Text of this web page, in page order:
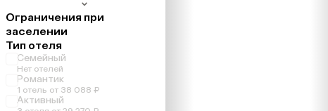
Ограничения при
заселении
Тип отеля
Семейный
Нет отелей
Романтик
1 отель от 38 088 ₽
Активный